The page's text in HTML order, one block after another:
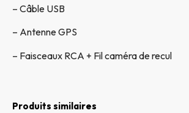
– Câble USB
– Antenne GPS
– Faisceaux RCA + Fil caméra de recul
Produits similaires